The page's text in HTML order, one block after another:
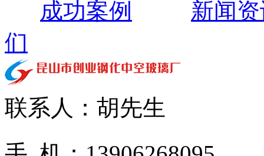
成功案例
新闻
们
联系人：胡先生